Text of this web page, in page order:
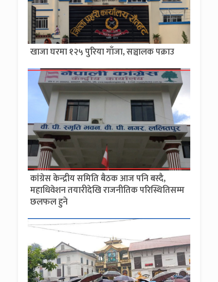
खाजा घरमा १२५ पुरिया गाँजा, सञ्चालक पक्राउ
कांग्रेस केन्द्रीय समिति बैठक आज पनि बस्दै,
महाधिवेशन तयारीदेखि राजनीतिक परिस्थितिसम्म
छलफल हुने